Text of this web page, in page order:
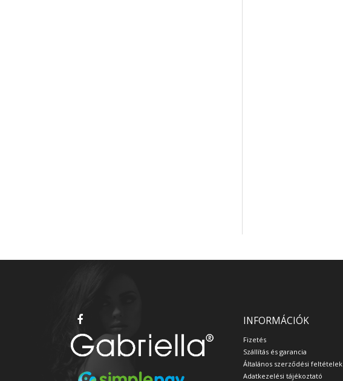
INFORMÁCIÓK
Fizetés
Szállítás és garancia
Általános szerződési feltételek
Adatkezelési tájékoztató